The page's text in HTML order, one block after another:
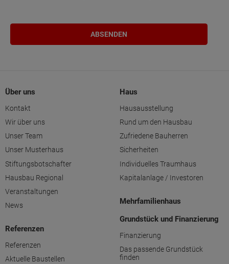
Über uns
Kontakt
Wir über uns
Unser Team
Unser Musterhaus
Stiftungsbotschafter
Hausbau Regional
Veranstaltungen
News
Referenzen
Referenzen
Aktuelle Baustellen
Haus
Hausausstellung
Rund um den Hausbau
Zufriedene Bauherren
Sicherheiten
Individuelles Traumhaus
Kapitalanlage / Investoren
Mehrfamilienhaus
Grundstück und Finanzierung
Finanzierung
Das passende Grundstück
finden